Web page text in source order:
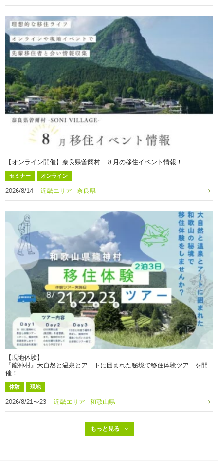
【オンライン開催】奈良県曽爾村 ８月の移住イベント情報！
セミナー オンライン
2026/8/14 近畿エリア 奈良県
【現地体験】
『龍神村』大自然と温泉とアートに囲まれた秘境で移住体験ツアーを開
催！
体験 現地
2026/8/21〜23 近畿エリア 和歌山県